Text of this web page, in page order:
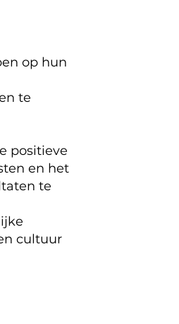
op hun
te
positieve
en het
te
cultuur